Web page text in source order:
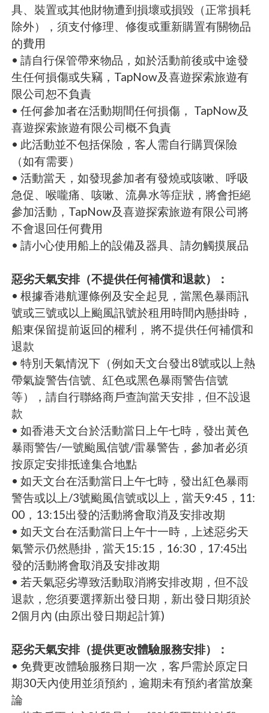
具、裝置或其他財物遭到損壞或損毀（正常損耗
除外），須支付修理、修復或重新購置有關物品
的費用
• 請自行保管帶來物品，如於活動前後或中途發
生任何損傷或失竊，TapNow及喜遊探索旅遊有
限公司恕不負責
• 任何參加者在活動期間任何損傷， TapNow及
喜遊探索旅遊有限公司概不負責
• 此活動並不包括保險，客人需自行購買保險
（如有需要）
• 活動當天，如發現參加者有發燒或咳嗽、呼吸
急促、喉嚨痛、咳嗽、流鼻水等症狀，將會拒絕
參加活動，TapNow及喜遊探索旅遊有限公司將
不會退回任何費用
• 請小心使用船上的設備及器具、請勿觸摸展品
惡劣天氣安排（不提供任何補償和退款）：
• 根據香港航運條例及安全起見，當黑色暴雨訊
號或三號或以上颱風訊號於租用時間內懸掛時，
船東保留提前返回的權利， 將不提供任何補償和
退款
• 特別天氣情況下（例如天文台發出8號或以上熱
帶氣旋警告信號、紅色或黑色暴雨警告信號
等），請自行聯絡商戶查詢當天安排，但不設退
款
• 如香港天文台於活動當日上午七時，發出黃色
暴雨警告/一號颱風信號/雷暴警告，參加者必須
按原定安排抵達集合地點
• 如天文台在活動當日上午七時，發出紅色暴雨
警告或以上/3號颱風信號或以上，當天9:45，11:
00，13:15出發的活動將會取消及安排改期
• 如天文台在活動當日上午十一時，上述惡劣天
氣警示仍然懸掛，當天15:15，16:30，17:45出
發的活動將會取消及安排改期
• 若天氣惡劣導致活動取消將安排改期，但不設
退款，您須要選擇新出發日期，新出發日期須於
2個月內 (由原出發日期起計算)
惡劣天氣安排（提供更改體驗服務安排）：
• 免費更改體驗服務日期一次，客戶需於原定日
期30天內使用並須預約，逾期未有預約者當放棄
論